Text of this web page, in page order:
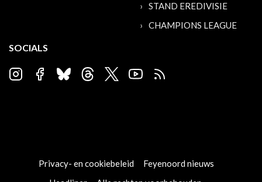
STAND EREDIVISIE
CHAMPIONS LEAGUE
SOCIALS
Privacy- en cookiebeleid
Feyenoord nieuws